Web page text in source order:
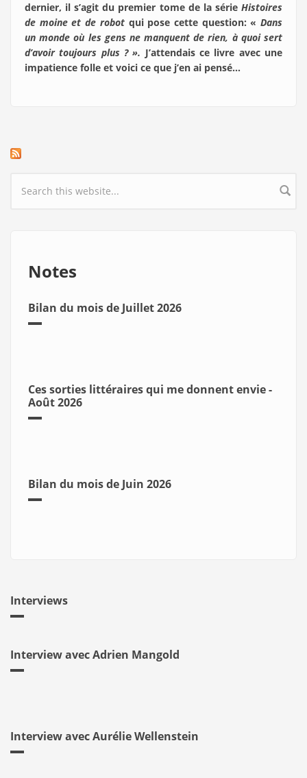
dernier, il s’agit du premier tome de la série Histoires
de moine et de robot qui pose cette question: « Dans
un monde où les gens ne manquent de rien, à quoi sert
d’avoir toujours plus ? ». J’attendais ce livre avec une
impatience folle et voici ce que j’en ai pensé…
Search form
Notes
Bilan du mois de Juillet 2026
Ces sorties littéraires qui me donnent envie -
Août 2026
Bilan du mois de Juin 2026
Interviews
Interview avec Adrien Mangold
Interview avec Aurélie Wellenstein